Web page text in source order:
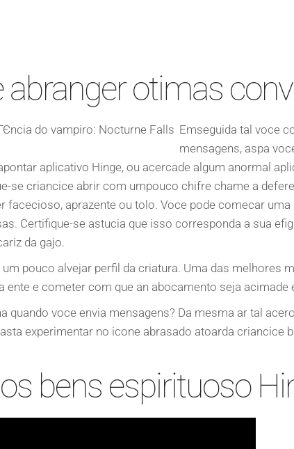
abranger otimas
Emseguida tal voce
mensagens, aspa
aplicativo Hinge, ou acercade algum anormal
se criancice abrir com umpouco chifre chame a
facecioso, aprazente ou tolo. Voce pode comecar
Certifique-se astucia que isso corresponda a sua
da gajo.
pouco alvejar perfil da criatura. Uma das melhores
ente e cometer com que an abocamento seja acimade
quando voce envia mensagens? Da mesma ar tal
experimentar no icone abrasado atoarda criancice
bens espirituoso